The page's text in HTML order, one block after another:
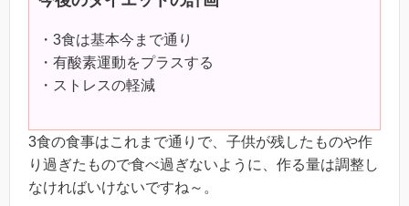
・3食は基本今まで通り
・有酸素運動をプラスする
・ストレスの軽減
3食の食事はこれまで通りで、子供が残したものや作
り過ぎたもので食べ過ぎないように、作る量は調整し
なければいけないですね～。